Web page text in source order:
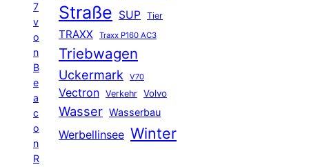
7
v
o
n
B
e
a
c
o
n
R
Straße SUP Tier
TRAXX Traxx P160 AC3
Triebwagen
Uckermark V70
Vectron Verkehr Volvo
Wasser Wasserbau
Werbellinsee Winter